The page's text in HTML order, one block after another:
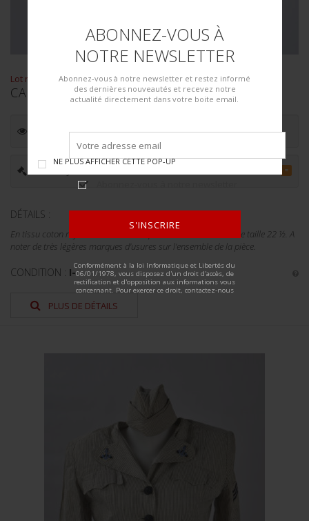
ABONNEZ-VOUS À
NOTRE NEWSLETTER
Abonnez-vous à notre newsletter et restez informé
des dernières nouveautés et recevez notre
actualité directement dans votre boite email.
S'INSCRIRE
Conformément à la loi Informatique et Libertés du
06/01/1978, vous disposez d'un droit d'accès, de
rectification et d'opposition aux informations vous
concernant. Pour exercer ce droit, contactez-nous
NE PLUS AFFICHER CETTE POP-UP
Lot n° : 361
CALOT DE WAVES
ESTIMATION :20.00€
PRIX ADJUGÉ : =
DÉTAILS :
En tissu coton rayé blanc et bleu. Etiquette Waves. Environ une taille 22 ½. A
noter de très légères marques d’usures sur l’ensemble de la pièce.
CONDITION : I-
PLUS DE DÉTAILS